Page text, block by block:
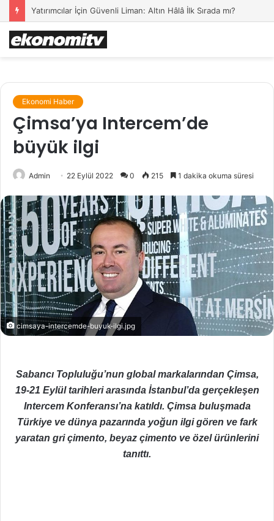
Yatırımcılar İçin Güvenli Liman: Altın Hâlâ İlk Sırada mı?
Ekonomi Haber
Çimsa’ya Intercem’de
büyük ilgi
Admin 22 Eylül 2022 0 215 1 dakika okuma süresi
cimsaya-intercemde-buyuk-ilgi.jpg
Sabancı Topluluğu’nun global markalarından Çimsa,
19-21 Eylül tarihleri arasında İstanbul’da gerçekleşen
Intercem Konferansı’na katıldı. Çimsa buluşmada
Türkiye ve dünya pazarında yoğun ilgi gören ve fark
yaratan gri çimento, beyaz çimento ve özel ürünlerini
tanıttı.